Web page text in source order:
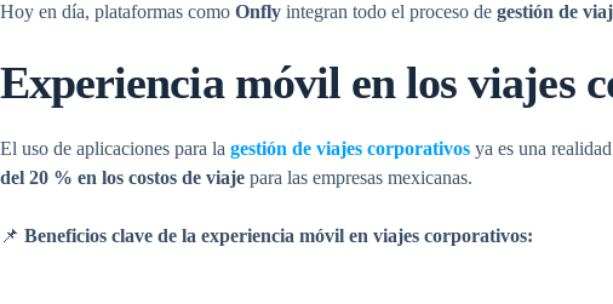
Hoy en día, plataformas como Onfly integran todo el proceso de gestión de
Experiencia móvil en losviajes
El uso de aplicaciones para la gestión de viajes corporativos ya es una
del 20 % en los costos de viaje para las empresas mexicanas.
📌 Beneficios clave de la experiencia móvil en viajes corporativos: